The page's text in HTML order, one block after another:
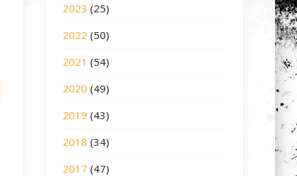
2023 (25)
2022 (50)
2021 (54)
2020 (49)
2019 (43)
2018 (34)
2017 (47)